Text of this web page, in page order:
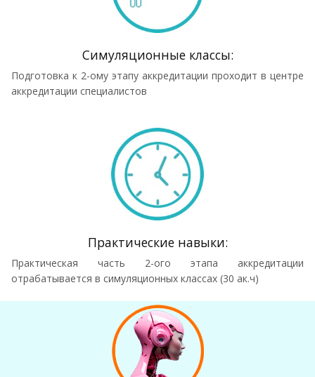
Симуляционные классы:
Подготовка к 2-ому этапу аккредитации проходит в центре
аккредитации специалистов
Практические навыки:
Практическая часть 2-ого этапа аккредитации
отрабатывается в симуляционных классах (30 ак.ч)